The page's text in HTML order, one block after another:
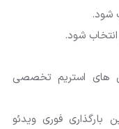
شود.
شود.
های استریم تخصصی
فوری ویدئو